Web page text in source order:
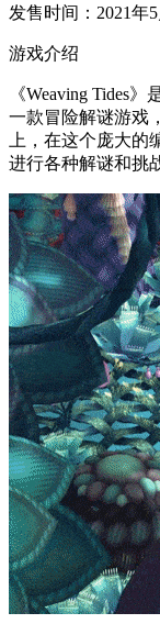
发售时间：2021年5
游戏介绍
《Weaving Tides
一款冒险解谜游戏
上，在这个庞大
进行各种解谜和挑